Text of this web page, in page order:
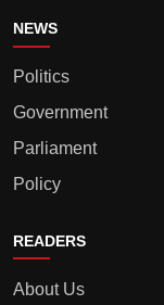
NEWS
Politics
Government
Parliament
Policy
READERS
About Us